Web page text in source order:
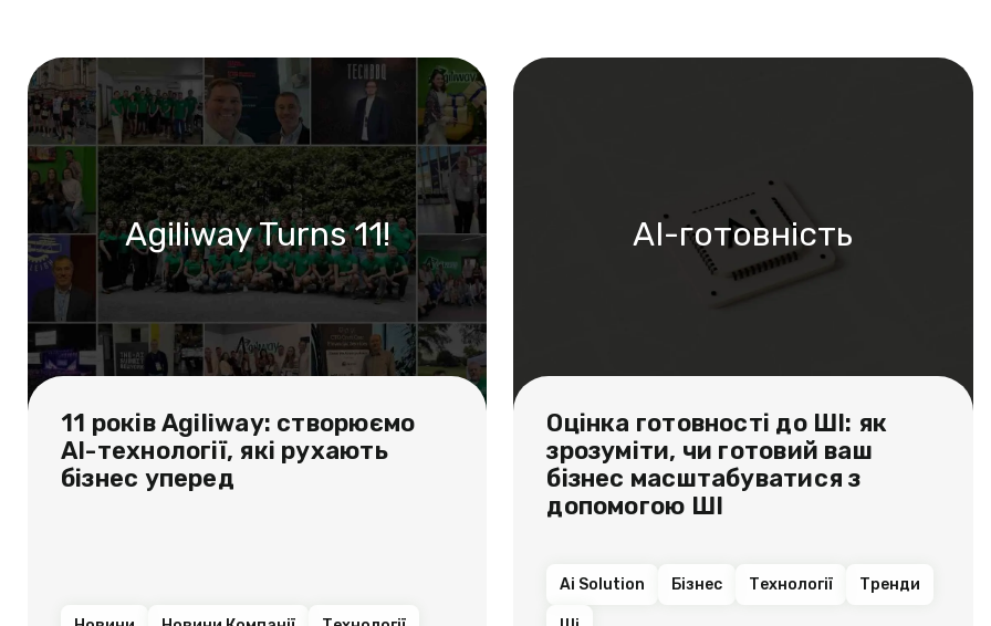
Agiliway Turns 11!
11 років Agiliway: створюємо
AI-технології, які рухають
бізнес уперед
AI-готовність
Оцінка готовності до ШІ: як
зрозуміти, чи готовий ваш
бізнес масштабуватися з
допомогою ШІ
Ai Solution Бізнес Технології Тренди